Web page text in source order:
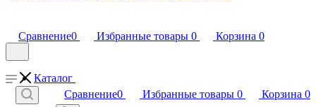
Сравнение0 Избранные товары 0 Корзина 0
Сравнение0 Избранные товары 0 Корзина 0
Каталог